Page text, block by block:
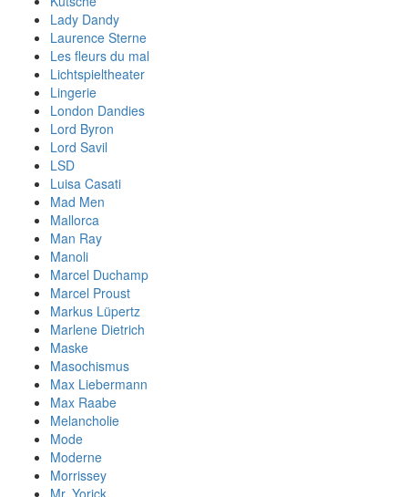
Lady Dandy
Laurence Sterne
Les fleurs du mal
Lichtspieltheater
Lingerie
London Dandies
Lord Byron
Lord Savil
LSD
Luisa Casati
Mad Men
Mallorca
Man Ray
Manoli
Marcel Duchamp
Marcel Proust
Markus Lüpertz
Marlene Dietrich
Maske
Masochismus
Max Liebermann
Max Raabe
Melancholie
Mode
Moderne
Morrissey
Mr. Yorick